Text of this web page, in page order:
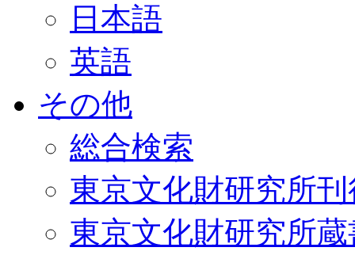
日本語
英語
その他
総合検索
東京文化財研究所
東京文化財研究所